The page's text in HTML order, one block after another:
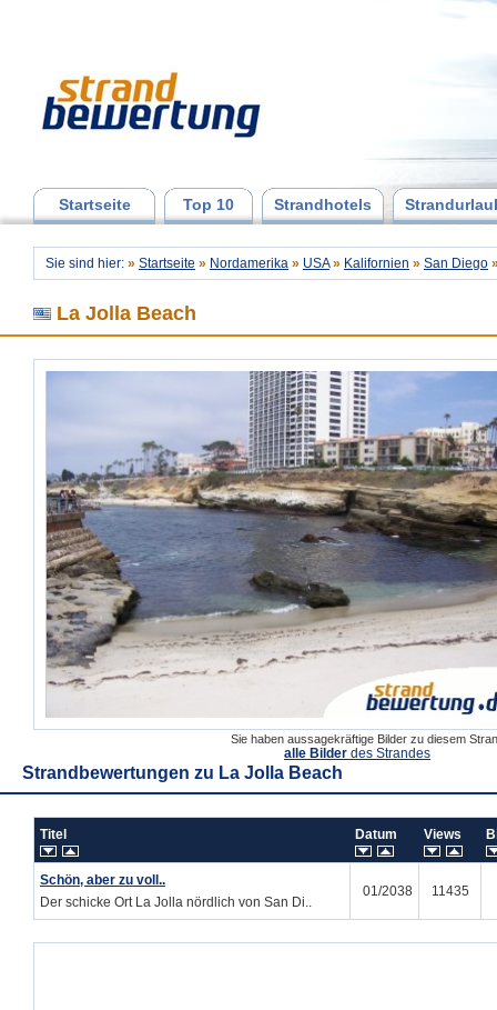
Startseite Top 10 Strandhotels
Sie sind hier: » Startseite » Nordamerika » USA » Kalifornien » San Diego
La Jolla Beach
Sie haben aussagekräftige Bilder zu diesem
alle Bilder des Strandes
Strandbewertungen zu La Jolla Beach
Titel Datum Views
Schön, aber zu voll..
Der schicke Ort La Jolla nördlich von San Di..
01/2038 11435